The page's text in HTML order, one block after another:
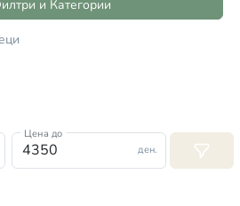
Филтри и Категории
ден.
Цена до